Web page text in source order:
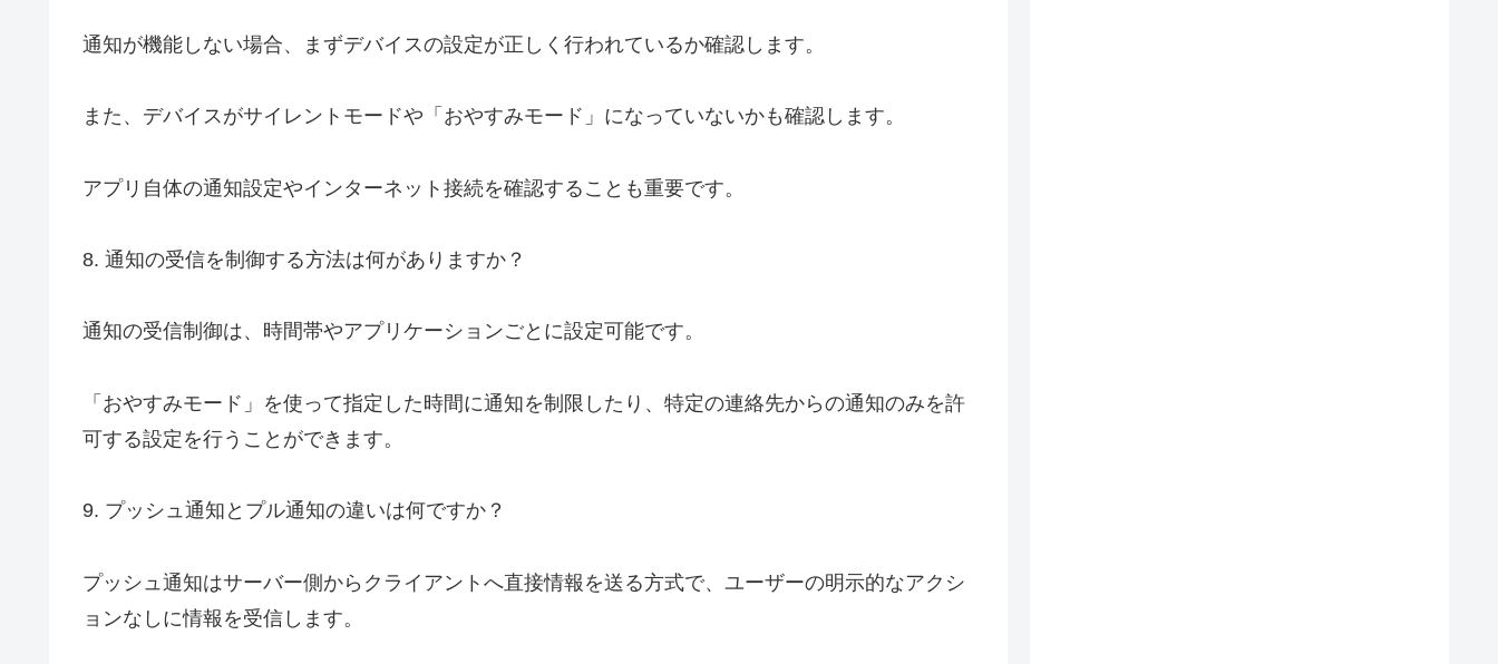
通知が機能しない場合、まずデバイスの設定が正しく行われているか確認します。
また、デバイスがサイレントモードや「おやすみモード」になっていないかも確認します。
アプリ自体の通知設定やインターネット接続を確認することも重要です。
8. 通知の受信を制御する方法は何がありますか？
通知の受信制御は、時間帯やアプリケーションごとに設定可能です。
「おやすみモード」を使って指定した時間に通知を制限したり、特定の連絡先からの通知のみを許
可する設定を行うことができます。
9. プッシュ通知とプル通知の違いは何ですか？
プッシュ通知はサーバー側からクライアントへ直接情報を送る方式で、ユーザーの明示的なアクシ
ョンなしに情報を受信します。